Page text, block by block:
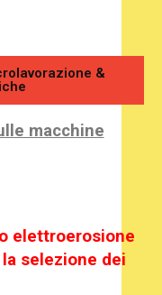
&
macchine
elettroerosione
la selezione dei